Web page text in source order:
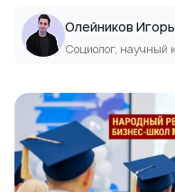
Олейников
Социолог, научный